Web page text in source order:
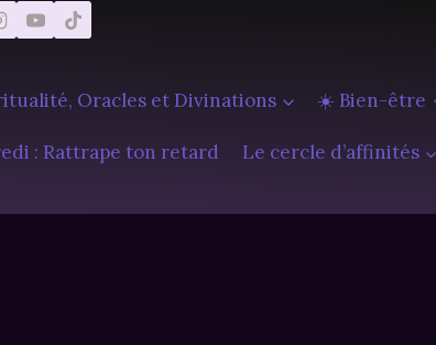
Oracles et Divinations ☀️ Bien-être
: Rattrape ton retard Le cercle d’affinités